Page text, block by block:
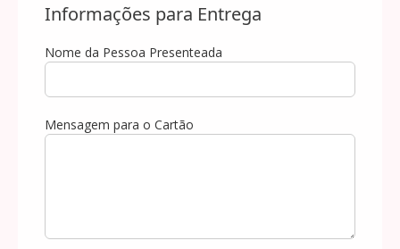
Informações para Entrega
Nome da Pessoa Presenteada
Mensagem para o Cartão